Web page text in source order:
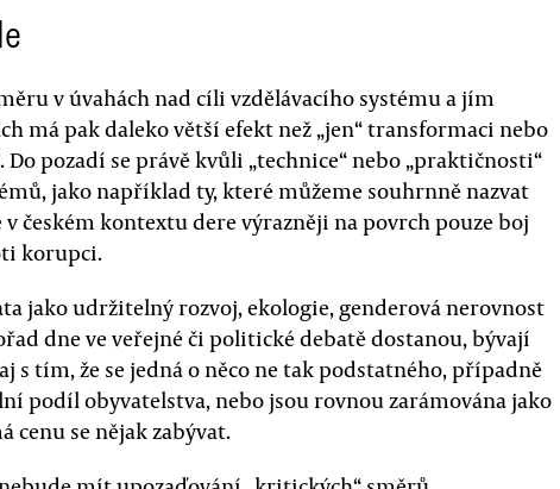
v úvahách nad cíli vzdělávacího systému a jím
má pak daleko větší efekt než „jen“ transformaci nebo
Do pozadí se právě kvůli „technice“ nebo „praktičnosti“
jako například ty, které můžeme souhrnně nazvat
českém kontextu dere výrazněji na povrch pouze boj
korupci.
jako udržitelný rozvoj, ekologie, genderová nerovnost
dne ve veřejné či politické debatě dostanou, bývají
s tím, že se jedná o něco ne tak podstatného, případně
podíl obyvatelstva, nebo jsou rovnou zarámována jako
cenu se nějak zabývat.